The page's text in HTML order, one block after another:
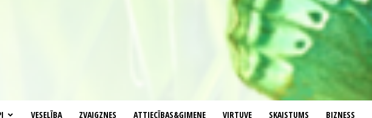
VESELĪBA ZVAIGZNES ATTIECĪBAS&ĢIMENE VIRTUVE SKAISTUMS BIZNESS